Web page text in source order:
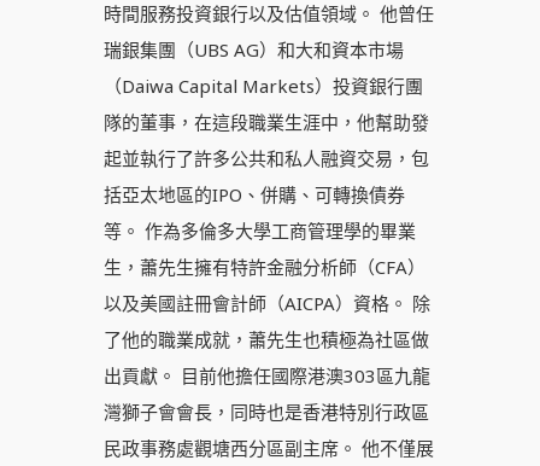
時間服務投資銀行以及估值領域。 他曾任
瑞銀集團（UBS AG）和大和資本市場
（Daiwa Capital Markets）投資銀行團
隊的董事，在這段職業生涯中，他幫助發
起並執行了許多公共和私人融資交易，包
括亞太地區的IPO、併購、可轉換債券
等。 作為多倫多大學工商管理學的畢業
生，蕭先生擁有特許金融分析師（CFA）
以及美國註冊會計師（AICPA）資格。 除
了他的職業成就，蕭先生也積極為社區做
出貢獻。 目前他擔任國際港澳303區九龍
灣獅子會會長，同時也是香港特別行政區
民政事務處觀塘西分區副主席。 他不僅展